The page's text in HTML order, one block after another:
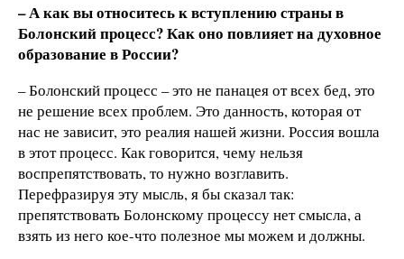
– А как вы относитесь к вступлению страны в
Болонский процесс? Как оно повлияет на духовное
образование в России?
– Болонский процесс – это не панацея от всех бед, это
не решение всех проблем. Это данность, которая от
нас не зависит, это реалия нашей жизни. Россия вошла
в этот процесс. Как говорится, чему нельзя
воспрепятствовать, то нужно возглавить.
Перефразируя эту мысль, я бы сказал так:
препятствовать Болонскому процессу нет смысла, а
взять из него кое-что полезное мы можем и должны.